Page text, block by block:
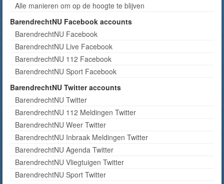
Alle manieren om op de hoogte te blijven
BarendrechtNU Facebook accounts
BarendrechtNU Facebook
BarendrechtNU Live Facebook
BarendrechtNU 112 Facebook
BarendrechtNU Sport Facebook
BarendrechtNU Twitter accounts
BarendrechtNU Twitter
BarendrechtNU 112 Meldingen Twitter
BarendrechtNU Weer Twitter
BarendrechtNU Inbraak Meldingen Twitter
BarendrechtNU Agenda Twitter
BarendrechtNU Vliegtuigen Twitter
BarendrechtNU Sport Twitter